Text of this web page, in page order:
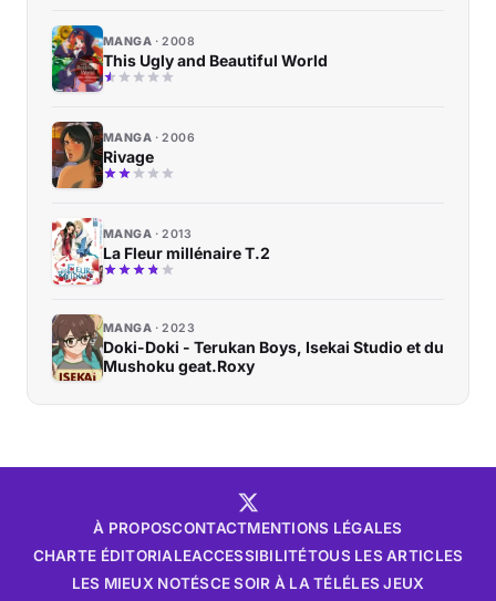
MANGA 2008
This Ugly and Beautiful World
MANGA 2006
Rivage
MANGA 2013
La Fleur millénaire T.2
MANGA 2023
Doki-Doki - Terukan Boys, Isekai Studio et du
Mushoku geat.Roxy
À PROPOSCONTACTMENTIONS LÉGALES
CHARTE ÉDITORIALEACCESSIBILITÉTOUS LES ARTICLES
LES MIEUX NOTÉSCE SOIR À LA TÉLÉLES JEUX